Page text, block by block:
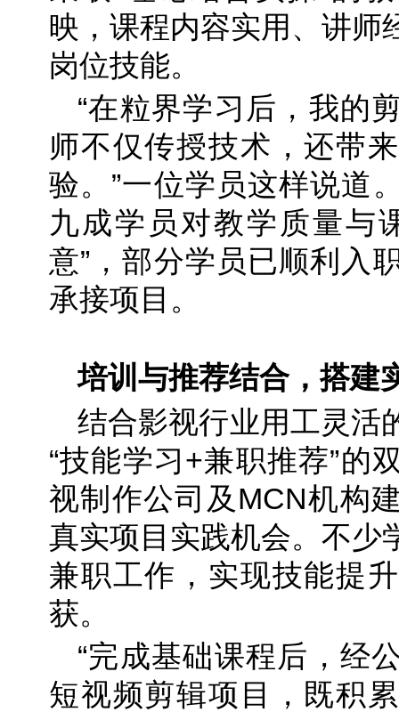
映，课程内容实用、讲师
岗位技能。
“在粒界学习后，我的
师不仅传授技术，还带
验。”一位学员这样说道
九成学员对教学质量与
意”，部分学员已顺利入
承接项目。
培训与推荐结合，搭建
结合影视行业用工灵活
“技能学习+兼职推荐”的
视制作公司及MCN机构
真实项目实践机会。不少
兼职工作，实现技能提
获。
“完成基础课程后，经
短视频剪辑项目，既积